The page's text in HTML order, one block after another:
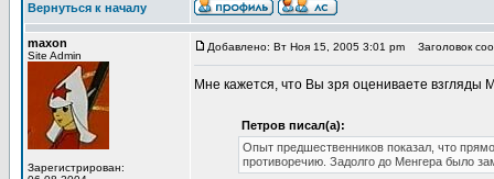
Вернуться к началу
maxon
Site Admin
Зарегистрирован:
Добавлено: Вт Ноя 15, 2005 3:01 pm Заголовок
Мне кажется, что Вы зря оцениваете взгляды
Петров писал(а):
Опыт предшественников показал, что
противоречию. Задолго до Менгера было